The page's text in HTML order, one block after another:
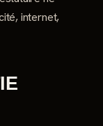
internet,